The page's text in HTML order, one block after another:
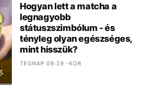
Hogyan lett a matcha a
legnagyobb
státuszszimbólum - és
tényleg olyan egészséges,
mint hisszük?
TEGNAP 09:29 -KOR